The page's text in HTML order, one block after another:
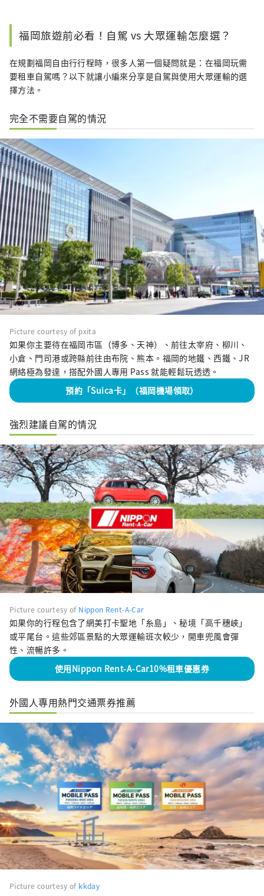
福岡旅遊前必看！自駕 vs 大眾運輸怎麼選？
在規劃福岡自由行行程時，很多人第一個疑問就是：在福岡玩需
要租車自駕嗎？以下就讓小編來分享是自駕與使用大眾運輸的選
擇方法。
完全不需要自駕的情況
Picture courtesy of pxita
如果你主要待在福岡市區（博多、天神）、前往太宰府、柳川、
小倉、門司港或跨縣前往由布院、熊本。福岡的地鐵、西鐵、JR
網絡極為發達，搭配外國人專用 Pass 就能輕鬆玩透透。
預約「Suica卡」（福岡機場領取）
強烈建議自駕的情況
Picture courtesy of Nippon Rent-A-Car
如果你的行程包含了網美打卡聖地「糸島」、秘境「高千穗峽」
或平尾台。這些郊區景點的大眾運輸班次較少，開車兜風會彈
性、流暢許多。
使用Nippon Rent-A-Car10%租車優惠券
外國人專用熱門交通票券推薦
Picture courtesy of kkday